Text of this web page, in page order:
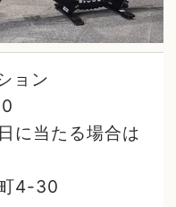
ョン
に当たる場合は
4-30